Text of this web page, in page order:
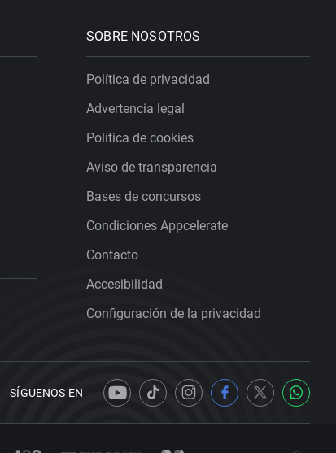
SOBRE NOSOTROS
Política de privacidad
Advertencia legal
Política de cookies
Aviso de transparencia
Bases de concursos
Condiciones Appcelerate
Contacto
Accesibilidad
Configuración de la privacidad
SÍGUENOS EN